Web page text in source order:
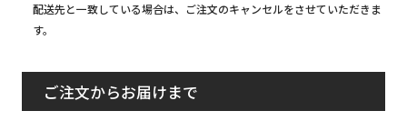
配送先と一致している場合は、ご注文のキャンセルをさせていただきま
す。
ご注文からお届けまで